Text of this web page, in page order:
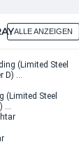
ALLE ANZEIGEN
(Limited Steel
…